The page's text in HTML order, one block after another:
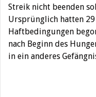
Streik nicht beenden
Ursprünglich hatten 29
Haftbedingungen
nach Beginn des
in ein anderes